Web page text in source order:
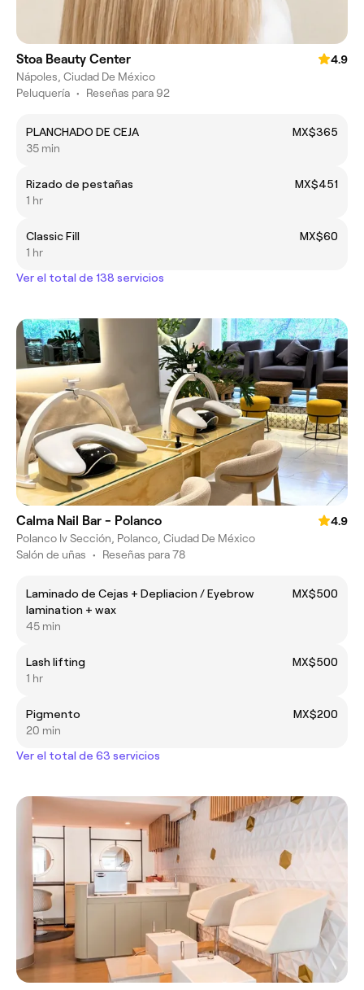
Stoa Beauty Center
4.9
Nápoles, Ciudad De México
Peluquería • Reseñas para 92
PLANCHADO DE CEJA
MX$365
35 min
Rizado de pestañas
MX$451
1 hr
Classic Fill
MX$60
1 hr
Ver el total de 138 servicios
Calma Nail Bar - Polanco
4.9
Polanco Iv Sección, Polanco, Ciudad De México
Salón de uñas • Reseñas para 78
Laminado de Cejas + Depliacion / Eyebrow
lamination + wax
MX$500
45 min
Lash lifting
MX$500
1 hr
Pigmento
MX$200
20 min
Ver el total de 63 servicios